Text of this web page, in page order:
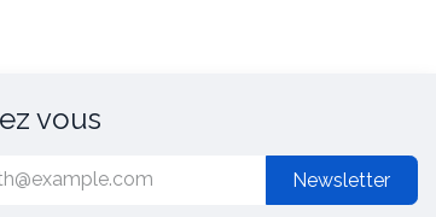
vous
Newsletter